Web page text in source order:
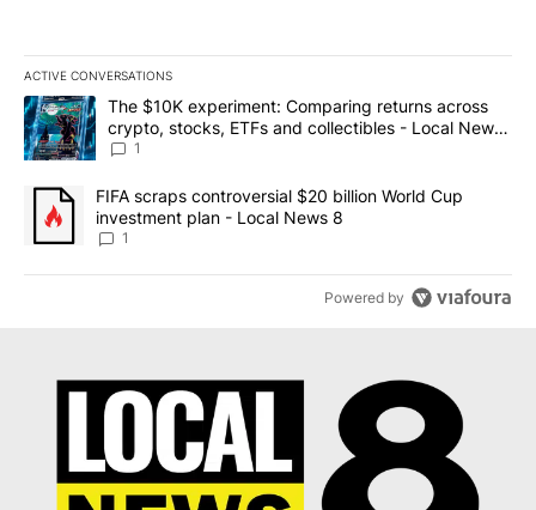
ACTIVE CONVERSATIONS
The following is a list of the most commented articles in the last
A trending article titled "The $10K experiment: Comparing
The $10K experiment: Comparing returns across
crypto, stocks, ETFs and collectibles - Local News
8
1
A trending article titled "FIFA scraps controversial $20 billion
FIFA scraps controversial $20 billion World Cup
investment plan - Local News 8
1
Powered by